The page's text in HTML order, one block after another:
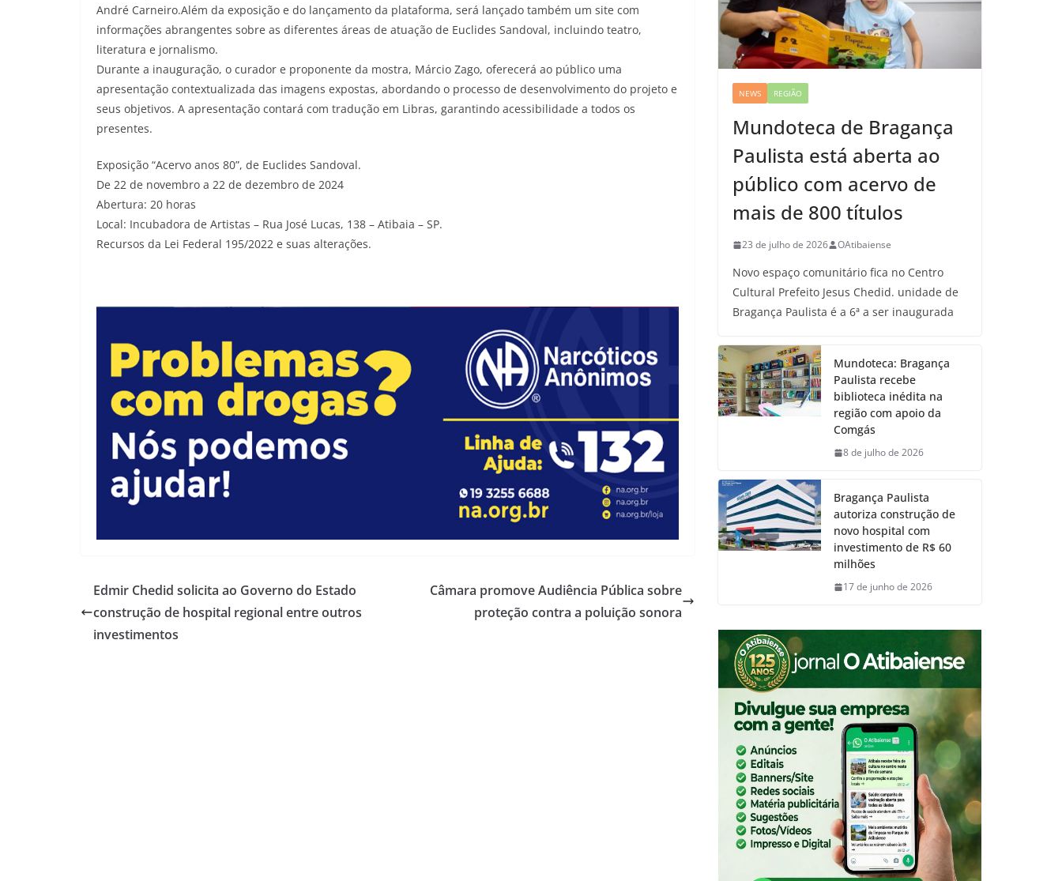
André Carneiro.Além da exposição e do lançamento da plataforma, será lançado também um site com
informações abrangentes sobre as diferentes áreas de atuação de Euclides Sandoval, incluindo teatro,
literatura e jornalismo.
Durante a inauguração, o curador e proponente da mostra, Márcio Zago, oferecerá ao público uma
apresentação contextualizada das imagens expostas, abordando o processo de desenvolvimento do projeto e
seus objetivos. A apresentação contará com tradução em Libras, garantindo acessibilidade a todos os
presentes.
Exposição “Acervo anos 80”, de Euclides Sandoval.
De 22 de novembro a 22 de dezembro de 2024
Abertura: 20 horas
Local: Incubadora de Artistas – Rua José Lucas, 138 – Atibaia – SP.
Recursos da Lei Federal 195/2022 e suas alterações.
Edmir Chedid solicita ao Governo do Estado
construção de hospital regional entre outros
investimentos
Câmara promove Audiência Pública sobre
proteção contra a poluição sonora
NEWS REGIÃO
Mundoteca de Bragança
Paulista está aberta ao
público com acervo de
mais de 800 títulos
23 de julho de 2026 OAtibaiense
Novo espaço comunitário fica no Centro
Cultural Prefeito Jesus Chedid. unidade de
Bragança Paulista é a 6ª a ser inaugurada
Mundoteca: Bragança
Paulista recebe
biblioteca inédita na
região com apoio da
Comgás
8 de julho de 2026
Bragança Paulista
autoriza construção de
novo hospital com
investimento de R$ 60
milhões
17 de junho de 2026